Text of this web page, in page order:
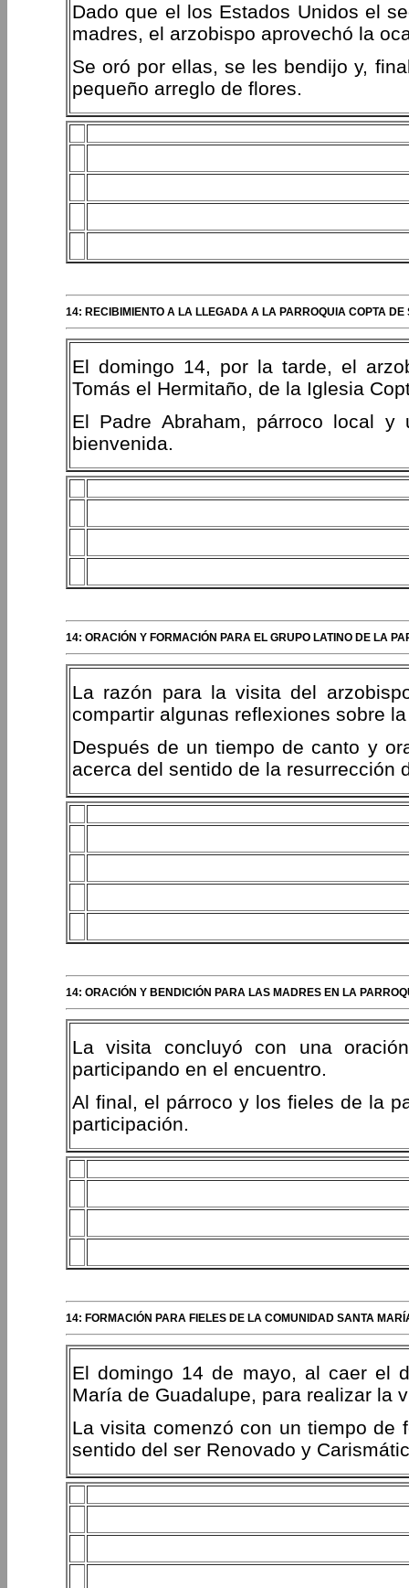
Dado que el los Estados Unidos el
madres, el arzobispo aprovechó la
Se oró por ellas, se les bendijo y,
pequeño arreglo de flores.
14: RECIBIMIENTO A LA LLEGADA A LA PARROQUIA COPTA
El domingo 14, por la tarde, el
Tomás el Hermitaño, de la Iglesia
El Padre Abraham, párroco local
bienvenida.
14: ORACIÓN Y FORMACIÓN PARA EL GRUPO LATINO DE LA
La razón para la visita del
compartir algunas reflexiones sobre
Después de un tiempo de canto y
acerca del sentido de la resurrección
14: ORACIÓN Y BENDICIÓN PARA LAS MADRES EN LA
La visita concluyó con una
participando en el encuentro.
Al final, el párroco y los fieles de la
participación.
14: FORMACIÓN PARA FIELES DE LA COMUNIDAD SANTA
El domingo 14 de mayo, al caer el
María de Guadalupe, para realizar la
La visita comenzó con un tiempo de
sentido del ser Renovado y